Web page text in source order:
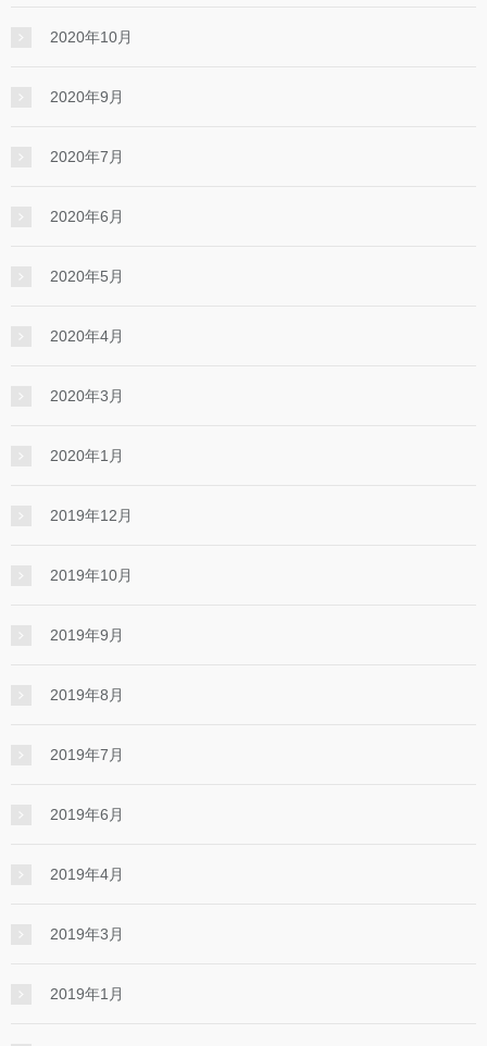
2020年10月
2020年9月
2020年7月
2020年6月
2020年5月
2020年4月
2020年3月
2020年1月
2019年12月
2019年10月
2019年9月
2019年8月
2019年7月
2019年6月
2019年4月
2019年3月
2019年1月